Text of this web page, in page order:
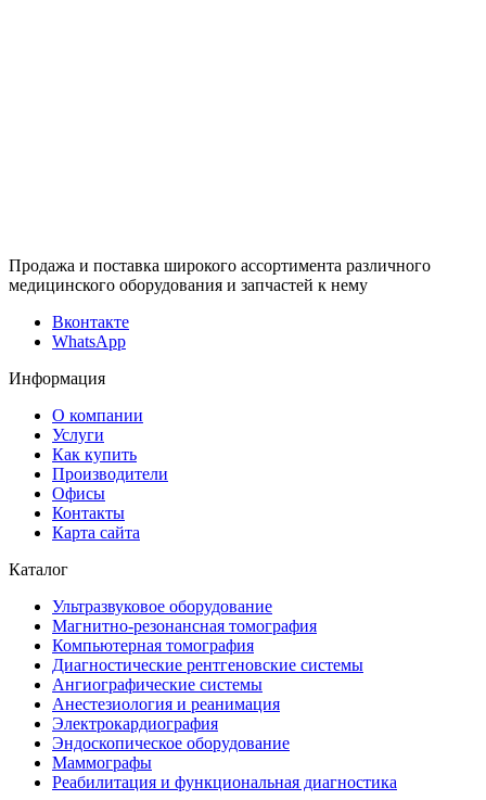
Продажа и поставка широкого ассортимента различного
медицинского оборудования и запчастей к нему
Вконтакте
WhatsApp
Информация
О компании
Услуги
Как купить
Производители
Офисы
Контакты
Карта сайта
Каталог
Ультразвуковое оборудование
Магнитно-резонансная томография
Компьютерная томография
Диагностические рентгеновские системы
Ангиографические системы
Анестезиология и реанимация
Электрокардиография
Эндоскопическое оборудование
Маммографы
Реабилитация и функциональная диагностика